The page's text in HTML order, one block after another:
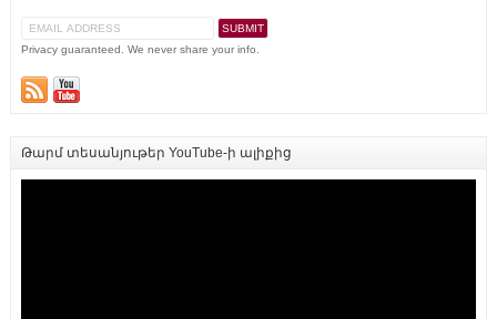
Privacy guaranteed. We never share your info.
Թարմ տեսանյութեր YouTube-ի ալիքից